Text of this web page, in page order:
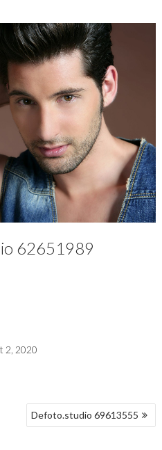
62651989
2, 2020
Defoto.studio 69613555